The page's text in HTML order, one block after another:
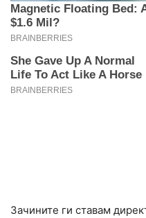
Зачините ги ставам